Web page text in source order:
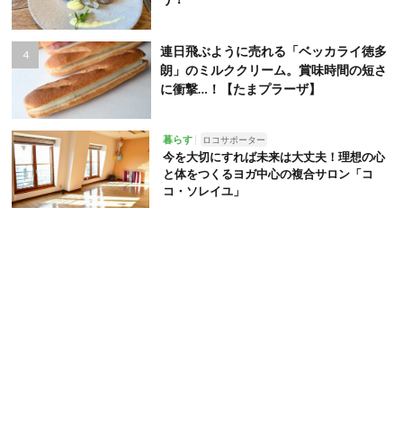
連日飛ぶように売れる「ベッカライ徳多
朗」のミルククリーム。賞味時間の短さ
に衝撃…！【たまプラーザ】
暮らす ロコサポーター
今を大切にすれば未来は大丈夫！理想の心
と体をつくるヨガ中心の複合サロン「コ
コ・ソレイユ」